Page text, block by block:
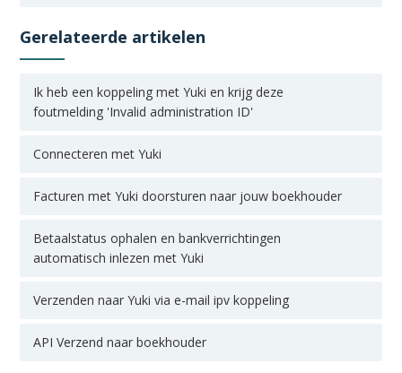
Gerelateerde artikelen
Ik heb een koppeling met Yuki en krijg deze
foutmelding 'Invalid administration ID'
Connecteren met Yuki
Facturen met Yuki doorsturen naar jouw boekhouder
Betaalstatus ophalen en bankverrichtingen
automatisch inlezen met Yuki
Verzenden naar Yuki via e-mail ipv koppeling
API Verzend naar boekhouder